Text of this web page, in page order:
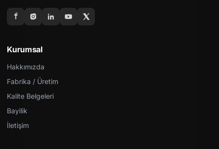
Kurumsal
Hakkımızda
Fabrika / Üretim
Kalite Belgeleri
Bayilik
İletişim